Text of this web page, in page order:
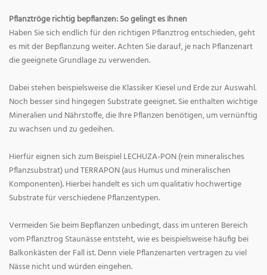
Pflanztröge richtig bepflanzen: So gelingt es Ihnen
Haben Sie sich endlich für den richtigen Pflanztrog entschieden, geht
es mit der Bepflanzung weiter. Achten Sie darauf, je nach Pflanzenart
die geeignete Grundlage zu verwenden.
Dabei stehen beispielsweise die Klassiker Kiesel und Erde zur Auswahl.
Noch besser sind hingegen Substrate geeignet. Sie enthalten wichtige
Mineralien und Nährstoffe, die Ihre Pflanzen benötigen, um vernünftig
zu wachsen und zu gedeihen.
Hierfür eignen sich zum Beispiel LECHUZA-PON (rein mineralisches
Pflanzsubstrat) und TERRAPON (aus Humus und mineralischen
Komponenten). Hierbei handelt es sich um qualitativ hochwertige
Substrate für verschiedene Pflanzentypen.
Vermeiden Sie beim Bepflanzen unbedingt, dass im unteren Bereich
vom Pflanztrog Staunässe entsteht, wie es beispielsweise häufig bei
Balkonkästen der Fall ist. Denn viele Pflanzenarten vertragen zu viel
Nässe nicht und würden eingehen.